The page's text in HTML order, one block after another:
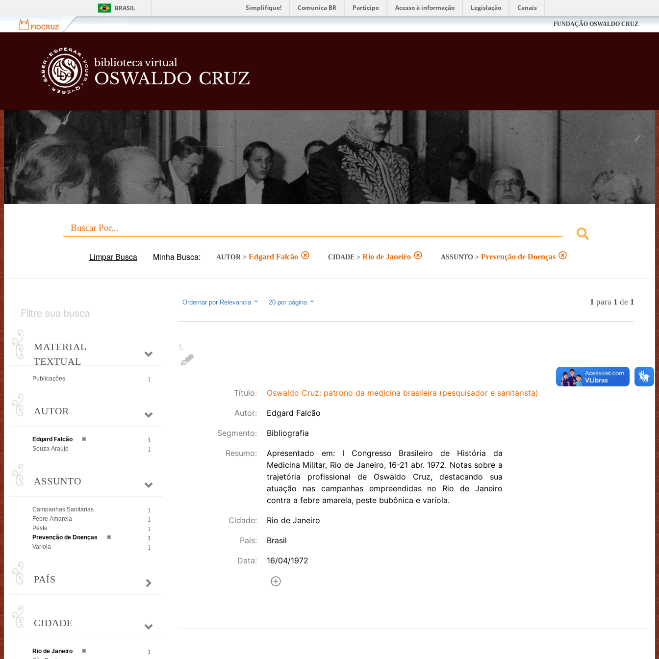
BRASIL Simplifique! Comunica BR Participe Acesso à informação Legislação Canais
FUNDAÇÃO OSWALDO CRUZ
Limpar Busca Minha Busca: AUTOR> Edgard Falcão CIDADE> Rio de Janeiro ASSUNTO > Prevenção de Doenças
Filtre sua busca
MATERIAL
TEXTUAL
Publicações 1
AUTOR
Edgard Falcão ✖
1
Souza Araújo
1
ASSUNTO
Campanhas Sanitárias
1
Febre Amarela
1
Peste
1
Prevenção de Doenças
✖
1
Varíola
1
PAÍS
CIDADE
Rio de Janeiro ✖
1
Ordernar por Relevancia 20por página 1 para 1 de 1
1.
Título: Oswaldo Cruz: patrono da medicina brasileira (pesquisador e sanitarista)
Autor: Edgard Falcão
Segmento: Bibliografia
Resumo:
Apresentado em: I Congresso Brasileiro de História da
Medicina Militar, Rio de Janeiro, 16-21 abr. 1972. Notas sobre a
trajetória profissional de Oswaldo Cruz, destacando sua
atuação nas campanhas empreendidas no Rio de Janeiro
contra a febre amarela, peste bubônica e varíola.
Cidade: Rio de Janeiro
País: Brasil
Data: 16/04/1972